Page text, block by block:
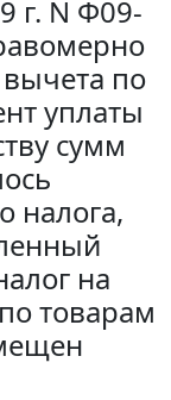
г. N Ф09-
по
уплаты
сумм
налога,
на
товарам